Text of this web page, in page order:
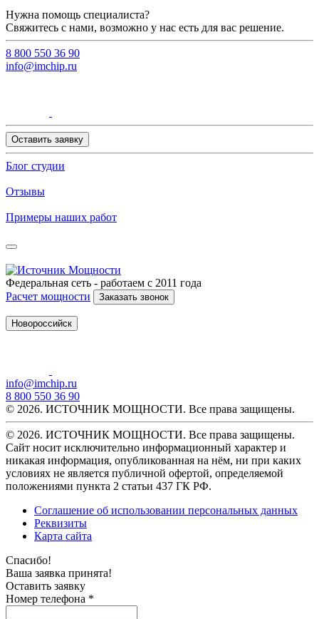
Нужна помощь специалиста?
Свяжитесь с нами, возможно у нас есть для вас решение.
8 800 550 36 90
info@imchip.ru
Оставить заявку
Блог студии
Отзывы
Примеры наших работ
Федеральная сеть - работаем с 2011 года
Расчет мощности
Заказать звонок
Новороссийск
info@imchip.ru
8 800 550 36 90
© 2026. ИСТОЧНИК МОЩНОСТИ. Все права защищены.
© 2026. ИСТОЧНИК МОЩНОСТИ. Все права защищены.
Сайт носит исключительно информационный характер и
никакая информация, опубликованная на нём, ни при каких
условиях не является публичной офертой, определяемой
положениями пункта 2 статьи 437 ГК РФ.
Соглашение об использовании персональных данных
Реквизиты
Карта сайта
Спасибо!
Ваша заявка принята!
Оставить заявку
Номер телефона *